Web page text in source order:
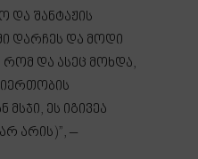
და შანტაჟის
დარჩეს და მოდი
რომ და ასეც მოხდა,
ეს იგივეა
არის)”, –